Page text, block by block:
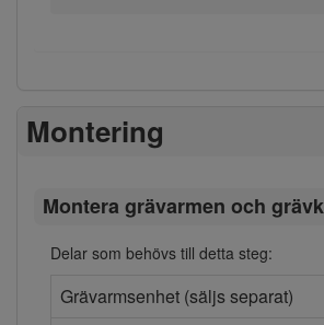
Montering
Montera grävarmen och
Delar som behövs till detta steg:
Grävarmsenhet (säljs separat)